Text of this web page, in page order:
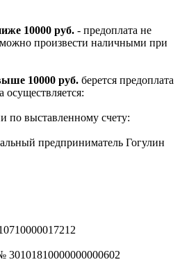
10000 руб. - предоплата не
произвести наличными при
10000 руб. берется предоплата
осуществляется:
по выставленному счету:
предприниматель Гогулин
30101810000000000602